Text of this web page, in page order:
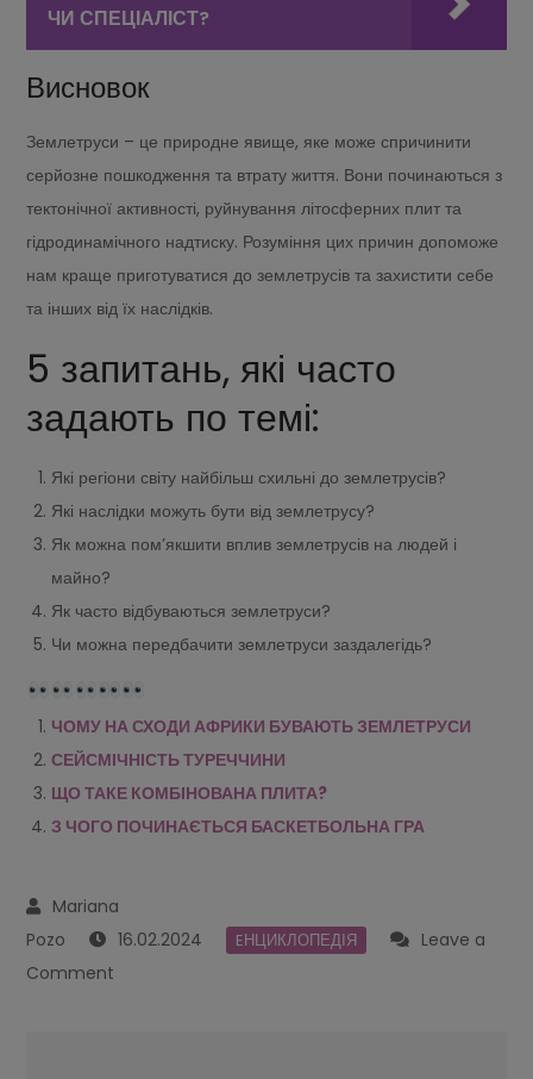
ЧИ СПЕЦІАЛІСТ?
Висновок
Землетруси – це природне явище, яке може спричинити
серйозне пошкодження та втрату життя. Вони починаються з
тектонічної активності, руйнування літосферних плит та
гідродинамічного надтиску. Розуміння цих причин допоможе
нам краще приготуватися до землетрусів та захистити себе
та інших від їх наслідків.
5 запитань, які часто
задають по темі:
Які регіони світу найбільш схильні до землетрусів?
Які наслідки можуть бути від землетрусу?
Як можна пом’якшити вплив землетрусів на людей і
майно?
Як часто відбуваються землетруси?
Чи можна передбачити землетруси заздалегідь?
ЧОМУ НА СХОДИ АФРИКИ БУВАЮТЬ ЗЕМЛЕТРУСИ
СЕЙСМІЧНІСТЬ ТУРЕЧЧИНИ
ЩО ТАКЕ КОМБІНОВАНА ПЛИТА?
З ЧОГО ПОЧИНАЄТЬСЯ БАСКЕТБОЛЬНА ГРА
16.02.2024 EНЦИКЛОПЕДІЯ
Leave a
Comment